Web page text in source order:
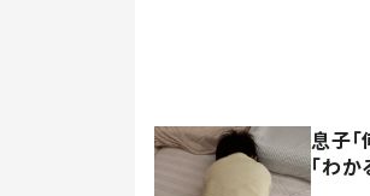
息子
「わ